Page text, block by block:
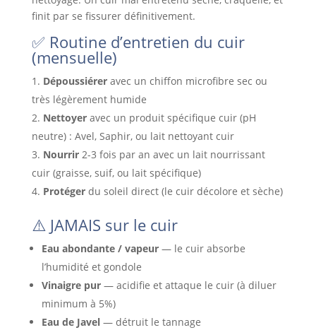
finit par se fissurer définitivement.
✅ Routine d’entretien du cuir
(mensuelle)
Dépoussiéreravec un chiffon microfibre sec ou
très légèrement humide
Nettoyeravec un produit spécifique cuir (pH
neutre) : Avel, Saphir, ou lait nettoyant cuir
Nourrir2-3 fois par an avec un lait nourrissant
cuir (graisse, suif, ou lait spécifique)
Protégerdu soleil direct (le cuir décolore et sèche)
⚠️ JAMAIS sur le cuir
Eau abondante / vapeur— le cuir absorbe
l’humidité et gondole
Vinaigre pur— acidifie et attaque le cuir (à diluer
minimum à 5%)
Eau de Javel— détruit le tannage